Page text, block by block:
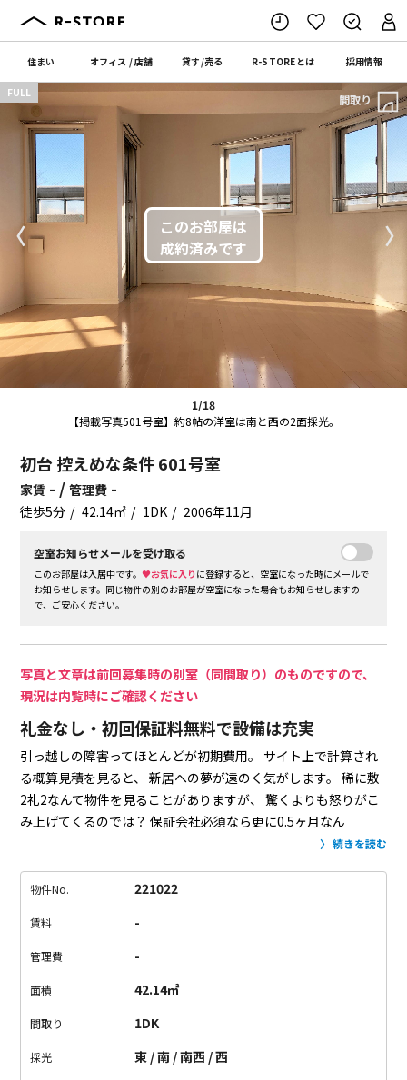
住まい オフィス /店舗 貸す/売る R-STOREとは 採用情報
1/18
【掲載写真501号室】約8帖の洋室は南と西の2面採光。
〈 〉
FULL 間取り
初台 控えめな条件 601号室
家賃 - /管理費 -
徒歩5分 42.14㎡ 1DK 2006年11月
空室お知らせメールを受け取る
このお部屋は入居中です。♥お気に入り に登録すると、空室になった時にメールで
お知らせします。同じ物件の別のお部屋が空室になった場合もお知らせしますの
で、ご安心ください。
写真と文章は前回募集時の別室（同間取り）のものですので、
現況は内覧時にご確認ください
礼金なし・初回保証料無料で設備は充実
引っ越しの障害ってほとんどが初期費用。
サイト上で計算され
る概算見積を見ると、 新居への夢が遠のく気がします。
稀に敷
2礼2なんて物件を見ることがありますが、 驚くよりも怒りがこ
み上げてくるのでは？ 保証会社必須なら更に0.5ヶ月なん
この物件であれば礼金0の初回保証料も借主負担。敷
ています。
部屋はシンプルな内装ですが設備はかなり充実。
件はありがたい。
お部屋の価値って結局は金額。
た物件こそが一番なのではないでしょうか？
続きを読む
物件No. 221022
賃料 -
管理費 -
面積 42.14㎡
間取り 1DK
採光 東 / 南 / 南西 / 西